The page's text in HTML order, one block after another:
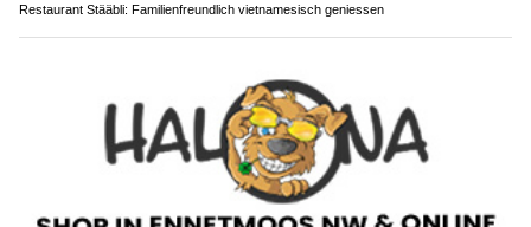
Restaurant Stääbli: Familienfreundlich vietnamesisch geniessen